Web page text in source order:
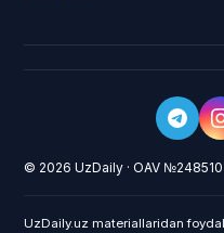
© 2026 UzDaily · OAV №248510
UzDaily.uz materiallaridan